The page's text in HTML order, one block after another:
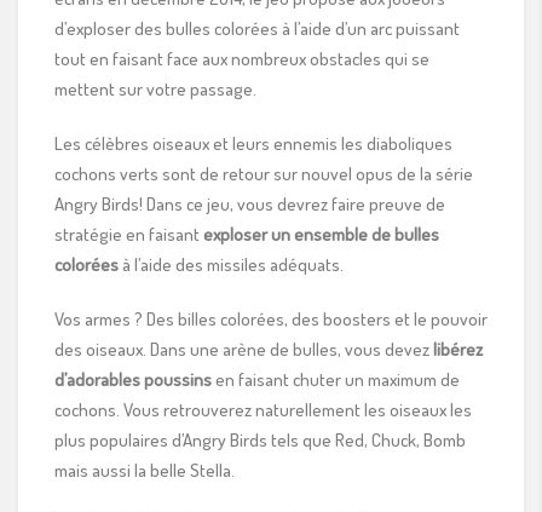
d’exploser des bulles colorées à l’aide d’un arc puissant
tout en faisant face aux nombreux obstacles qui se
mettent sur votre passage.
Les célèbres oiseaux et leurs ennemis les diaboliques
cochons verts sont de retour sur nouvel opus de la série
Angry Birds! Dans ce jeu, vous devrez faire preuve de
stratégie en faisantexploser un ensemble de bulles
colorées à l’aide des missiles adéquats.
Vos armes ? Des billes colorées, des boosters et le pouvoir
des oiseaux. Dans une arène de bulles, vous devezlibérez
d’adorables poussinsen faisant chuter un maximum de
cochons. Vous retrouverez naturellement les oiseaux les
plus populaires d’Angry Birds tels que Red, Chuck, Bomb
mais aussi la belle Stella.